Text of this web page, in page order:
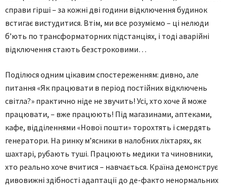
справи гірші – за кожні дві години відключення будинок
встигає вистудитися. Втім, ми все розуміємо – ці нелюди
б’ють по трансформаторних підстанціях, і тоді аварійні
відключення стають безстроковими…
Поділюся одним цікавим спостереженням: дивно, але
питання «Як працювати в період постійних відключень
світла?» практично ніде не звучить! Усі, хто хоче й може
працювати, – вже працюють! Під магазинами, аптеками,
кафе, відділеннями «Нової пошти» торохтять і смердять
генератори. На ринку м’ясники в налобних ліхтарях, як
шахтарі, рубають туші. Працюють медики та чиновники,
хто реально хоче вчитися – навчається. Країна демонструє
дивовижні здібності адаптації до де-факто ненормальних